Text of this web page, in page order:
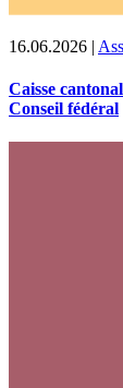
16.06.2026 |
Caisse
Conseil fédéral